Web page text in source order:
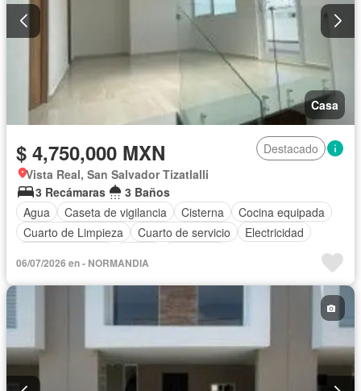
Casa
$ 4,750,000 MXN
Destacado
Vista Real, San Salvador Tizatlalli
3 Recámaras
3 Baños
Agua
Caseta de vigilancia Cisterna
Cocina equipada
Cuarto de Limpieza
Cuarto de servicio
Electricidad
Recámara con closet
Azotea
06/07/2026 en - NORMANDIA